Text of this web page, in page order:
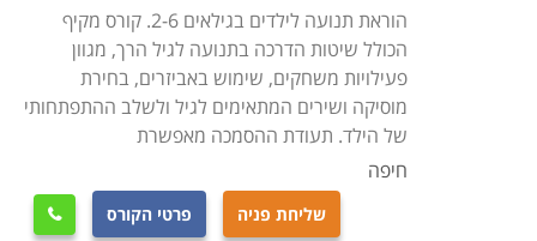
הוראת תנועה לילדים בגילאים 2-6. קורס מקיף
הכולל שיטות הדרכה בתנועה לגיל הרך, מגוון
פעילויות משחקים, שימוש באביזרים, בחירת
מוסיקה ושירים המתאימים לגיל ולשלב ההתפתחותי
של הילד. תעודת ההסמכה מאפשרת
חיפה
שליחת פניה פרטי הקורס 